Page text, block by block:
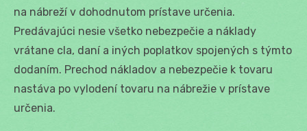
na nábreží v dohodnutom prístave určenia.
Predávajúci nesie všetko nebezpečie a náklady
vrátane cla, daní a iných poplatkov spojených s týmto
dodaním. Prechod nákladov a nebezpečie k tovaru
nastáva po vylodení tovaru na nábrežie v prístave
určenia.